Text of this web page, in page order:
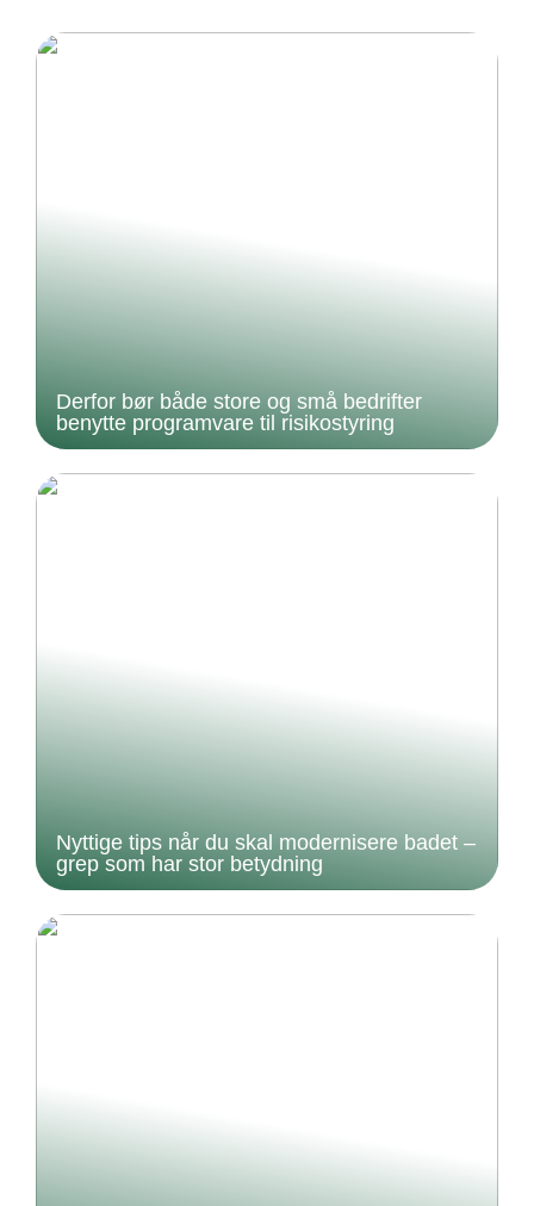
Derfor bør både store og små bedrifter
benytte programvare til risikostyring
Nyttige tips når du skal modernisere badet –
grep som har stor betydning